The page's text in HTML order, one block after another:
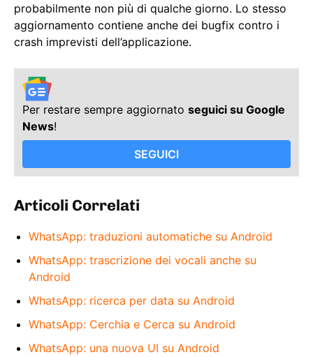
probabilmente non più di qualche giorno. Lo stesso
aggiornamento contiene anche dei bugfix contro i
crash imprevisti dell’applicazione.
Per restare sempre aggiornato seguici su Google
News!
SEGUICI
Articoli Correlati
WhatsApp: traduzioni automatiche su Android
WhatsApp: trascrizione dei vocali anche su
Android
WhatsApp: ricerca per data su Android
WhatsApp: Cerchia e Cerca su Android
WhatsApp: una nuova UI su Android